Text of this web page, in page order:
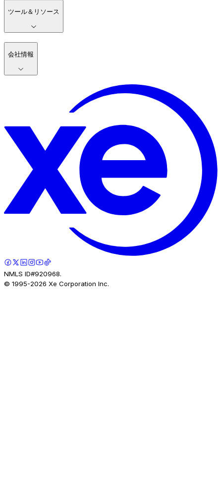
ツール＆リソース
会社情報
NMLS ID#920968.
© 1995-2026 Xe Corporation Inc.